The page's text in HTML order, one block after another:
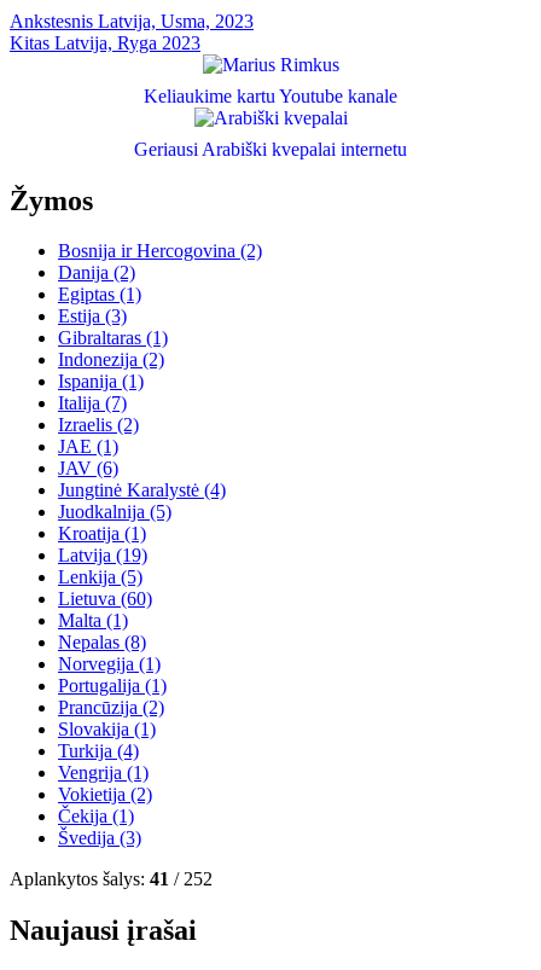
Navigacija
tarp
Ankstesnis Ankstesnis
įrašas:
Latvija, Usma, 2023
Kitas Kitas
Latvija, Ryga 2023
Keliaukime kartu Youtube kanale
Geriausi Arabiški kvepalai internetu
Žymos
Bosnija ir Hercogovina (2)
Danija (2)
Egiptas (1)
Estija (3)
Gibraltaras (1)
Indonezija (2)
Ispanija (1)
Italija (7)
Izraelis (2)
JAE (1)
JAV (6)
Jungtinė Karalystė (4)
Juodkalnija (5)
Kroatija (1)
Latvija (19)
Lenkija (5)
Lietuva (60)
Malta (1)
Nepalas (8)
Norvegija (1)
Portugalija (1)
Prancūzija (2)
Slovakija (1)
Turkija (4)
Vengrija (1)
Vokietija (2)
Čekija (1)
Švedija (3)
Aplankytos šalys: 41 / 252
Naujausi įrašai